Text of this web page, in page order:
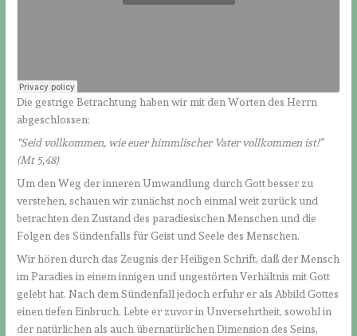
Die gestrige Betrachtung haben wir mit den Worten des Herrn
abgeschlossen:
“Seid vollkommen, wie euer himmlischer Vater vollkommen ist!”
(Mt 5,48)
Um den Weg der inneren Umwandlung durch Gott besser zu
verstehen, schauen wir zunächst noch einmal weit zurück und
betrachten den Zustand des paradiesischen Menschen und die
Folgen des Sündenfalls für Geist und Seele des Menschen.
Wir hören durch das Zeugnis der Heiligen Schrift, daß der Mensch
im Paradies in einem innigen und ungestörten Verhältnis mit Gott
gelebt hat. Nach dem Sündenfall jedoch erfuhr er als Abbild Gottes
einen tiefen Einbruch. Lebte er zuvor in Unversehrtheit, sowohl in
der natürlichen als auch übernatürlichen Dimension des Seins,